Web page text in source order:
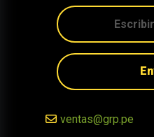
ventas@grp.pe